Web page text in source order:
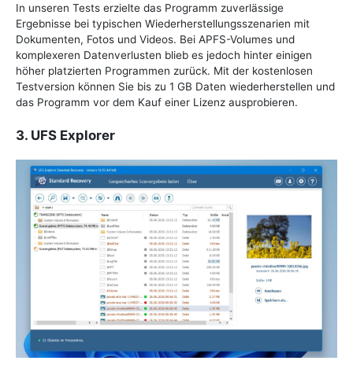
In unseren Tests erzielte das Programm zuverlässige
Ergebnisse bei typischen Wiederherstellungsszenarien mit
Dokumenten, Fotos und Videos. Bei APFS-Volumes und
komplexeren Datenverlusten blieb es jedoch hinter einigen
höher platzierten Programmen zurück. Mit der kostenlosen
Testversion können Sie bis zu 1 GB Daten wiederherstellen und
das Programm vor dem Kauf einer Lizenz ausprobieren.
3. UFS Explorer